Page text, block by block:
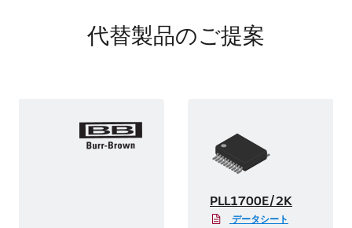
代替製品のご提案
PLL1700E/2K
データシート